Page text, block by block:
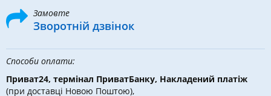
Замовте
Зворотній дзвінок
Способи оплати:
Приват24, термінал ПриватБанку, Накладений платіж
(при доставці Новою Поштою),